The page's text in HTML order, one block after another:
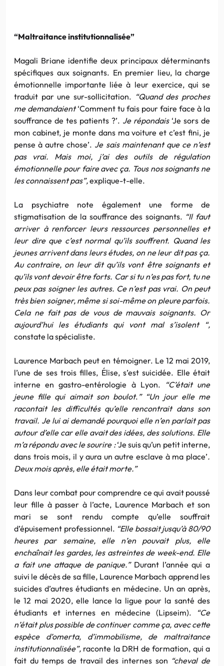
“Maltraitance institutionnalisée”
Magali Briane identifie deux principaux déterminants
spécifiques aux soignants. En premier lieu, la charge
émotionnelle importante liée à leur exercice, qui se
traduit par une sur-sollicitation. “Quand des proches
me demandaient‘Comment tu fais pour faire face à la
souffrance de tes patients ?’. Je répondais ‘Je sors de
mon cabinet, je monte dans ma voiture et c’est fini, je
pense à autre chose’. Je sais maintenant que ce n’est
pas vrai. Mais moi, j’ai des outils de régulation
émotionnelle pour faire avec ça. Tous nos soignants ne
les connaissent pas”,explique-t-elle.
La psychiatre note également une forme de
stigmatisation de la souffrance des soignants. “Il faut
arriver à renforcer leurs ressources personnelles et
leur dire que c’est normal qu’ils souffrent. Quand les
jeunes arrivent dans leurs études, on ne leur dit pas ça.
Au contraire, on leur dit qu’ils vont être soignants et
qu’ils vont devoir être forts. Car si tu n’es pas fort, tu ne
peux pas soigner les autres. Ce n’est pas vrai. On peut
très bien soigner, même si soi-même on pleure parfois.
Cela ne fait pas de vous de mauvais soignants. Or
aujourd’hui les étudiants qui vont mal s’isolent “,
constate la spécialiste.
Laurence Marbach peut en témoigner. Le 12 mai 2019,
l’une de ses trois filles, Élise, s’est suicidée. Elle était
interne en gastro-entérologie à Lyon.
“C’était une
jeune fille qui aimait son boulot. ” “Un jour elle me
racontait les difficultés qu’elle rencontrait dans son
travail. Je lui ai demandé pourquoi elle n’en parlait pas
autour d’elle car elle avait des idées, des solutions. Elle
m’a répondu avec le sourire :‘Je suis qu’un petit interne,
dans trois mois, il y aura un autre esclave à ma place’.
Deux mois après, elle était morte.”
Dans leur combat pour comprendre ce qui avait poussé
leur fille à passer à l’acte, Laurence Marbach et son
mari se sont rendu compte qu’elle souffrait
d’épuisement professionnel. “Elle bossait jusqu’à 80/90
heures par semaine, elle n’en pouvait plus, elle
enchaînait les gardes, les astreintes de week-end. Elle
a fait une attaque de panique.”Durant l’année qui a
suivi le décès de sa fille, Laurence Marbach apprend les
suicides d’autres étudiants en médecine. Un an après,
le 12 mai 2020, elle lance la ligue pour la santé des
étudiants et internes en médecine (Lipseim).
“Ce
n’était plus possible de continuer comme ça, avec cette
espèce d’omerta, d’immobilisme, de maltraitance
institutionnalisée”, raconte la DRH de formation, qui a
fait du temps de travail des internes son “cheval de